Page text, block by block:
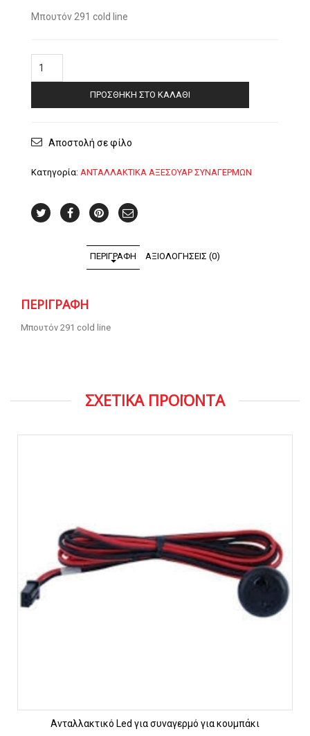
Μπουτόν 291 cold line
291
cold
ποσότητα
ΠΡΟΣΘΉΚΗ ΣΤΟ ΚΑΛΆΘΙ
Αποστολή σε φίλο
Κατηγορία: ΑΝΤΑΛΛΑΚΤΙΚΑ ΑΞΕΣΟΥΑΡ ΣΥΝΑΓΕΡΜΩΝ
ΠΕΡΙΓΡΑΦΉ ΑΞΙΟΛΟΓΉΣΕΙΣ (0)
ΠΕΡΙΓΡΑΦΉ
Μπουτόν 291 cold line
ΣΧΕΤΙΚΑ ΠΡΟΪΟΝΤΑ
Ανταλλακτικό Led για συναγερμό για κουμπάκι